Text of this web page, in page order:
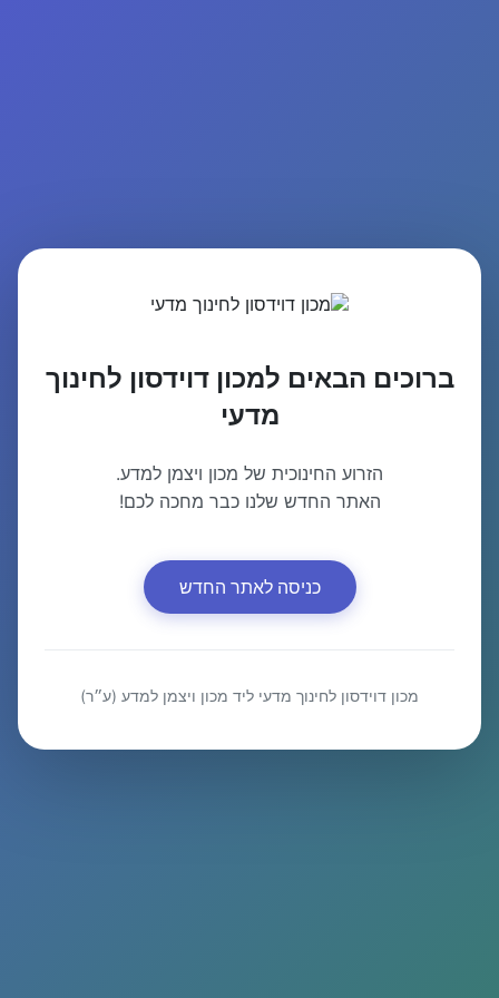
ברוכים הבאים למכון דוידסון לחינוך
מדעי
הזרוע החינוכית של מכון ויצמן למדע.
האתר החדש שלנו כבר מחכה לכם!
כניסה לאתר החדש
מכון דוידסון לחינוך מדעי ליד מכון ויצמן למדע (ע״ר)